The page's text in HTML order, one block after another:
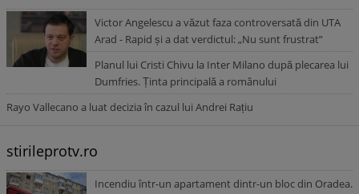
Victor Angelescu a văzut faza controversată din UTA
Arad - Rapid și a dat verdictul: „Nu sunt frustrat”
Planul lui Cristi Chivu la Inter Milano după plecarea lui
Dumfries. Ținta principală a românului
Rayo Vallecano a luat decizia în cazul lui Andrei Rațiu
stirileprotv.ro
Incendiu într-un apartament dintr-un bloc din Oradea.